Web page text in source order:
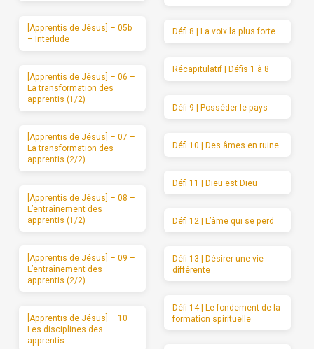
[Apprentis de Jésus] – 05b
– Interlude
[Apprentis de Jésus] – 06 –
La transformation des
apprentis (1/2)
[Apprentis de Jésus] – 07 –
La transformation des
apprentis (2/2)
[Apprentis de Jésus] – 08 –
L’entraînement des
apprentis (1/2)
[Apprentis de Jésus] – 09 –
L’entraînement des
apprentis (2/2)
[Apprentis de Jésus] – 10 –
Les disciplines des
apprentis
Défi 8 | La voix la plus forte
Récapitulatif | Défis 1 à 8
Défi 9 | Posséder le pays
Défi 10 | Des âmes en ruine
Défi 11 | Dieu est Dieu
Défi 12 | L’âme qui se perd
Défi 13 | Désirer une vie
différente
Défi 14 | Le fondement de la
formation spirituelle